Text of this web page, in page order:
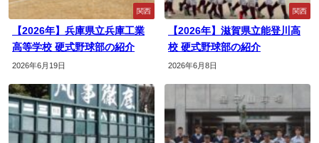
関西
【2026年】兵庫県立兵庫工業
高等学校 硬式野球部の紹介
2026年6月19日
関西
【2026年】滋賀県立能登川高
校 硬式野球部の紹介
2026年6月8日